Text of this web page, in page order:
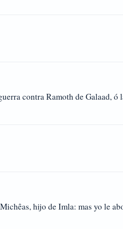
contra Ramoth de Galaad, ó
hijo de Imla: mas yo le